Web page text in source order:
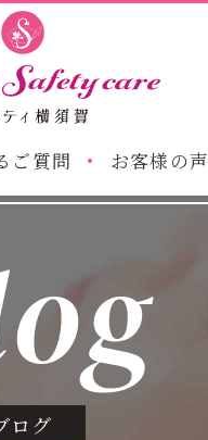
ご質問 お客様の声
ログ